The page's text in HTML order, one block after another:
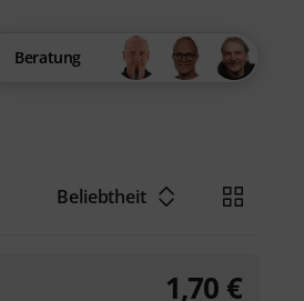
Beratung
Beliebtheit
1,70 €